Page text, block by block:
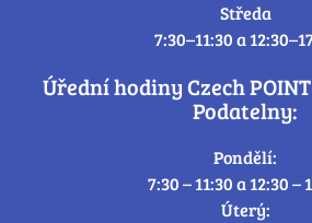
Středa
7:30–11:30 a
Úřední hodiny Czech
Podatelny:
Pondělí:
7:30 – 11:30 a 12:30 –
Úterý: